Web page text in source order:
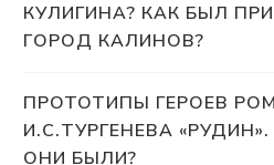
КУЛИГИНА? КАК БЫЛ
ГОРОД КАЛИНОВ?
ПРОТОТИПЫ ГЕРОЕВ
И.С.ТУРГЕНЕВА
ОНИ БЫЛИ?